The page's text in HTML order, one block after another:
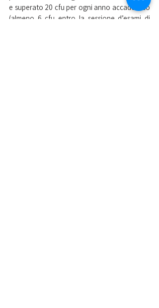
e superato 20 cfu per ogni anno accademico
(almeno 6 cfu entro la sessione d’esami di